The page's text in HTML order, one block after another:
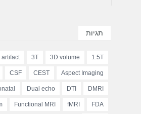
תגיות
1.5T
3D volume
3T
Aspect Imaging
CEST
CSF
DMRI
DTI
Dual echo
FDA
fMRI
Functional MRI